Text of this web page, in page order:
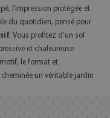
l’impression protégée et
du quotidien, pensé pour
. Vous profitez d’un sol
et chaleureuse
le format et
un véritable jardin